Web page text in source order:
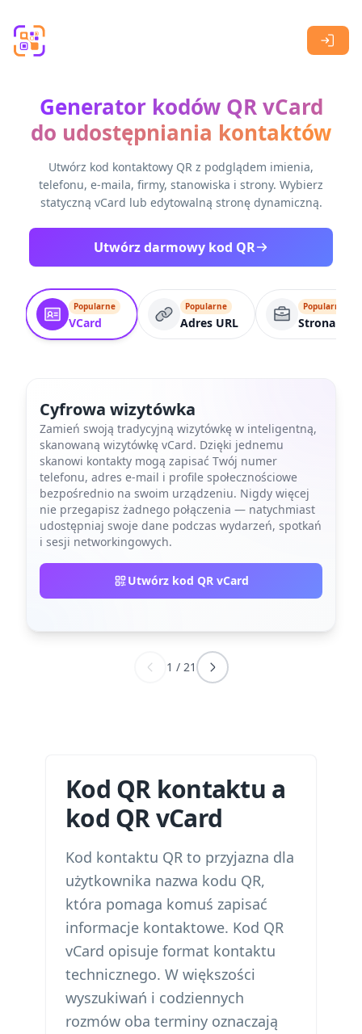
Generator kodów QR vCard
do udostępniania kontaktów
Utwórz kod kontaktowy QR z podglądem imienia,
telefonu, e-maila, firmy, stanowiska i strony. Wybierz
statyczną vCard lub edytowalną stronę dynamiczną.
Utwórz darmowy kod QR
Popularne
VCard
Popularne
Adres URL
Popularne
Strona
Cyfrowa wizytówka
Zamień swoją tradycyjną wizytówkę w inteligentną,
skanowaną wizytówkę vCard. Dzięki jednemu
skanowi kontakty mogą zapisać Twój numer
telefonu, adres e-mail i profile społecznościowe
bezpośrednio na swoim urządzeniu. Nigdy więcej
nie przegapisz żadnego połączenia — natychmiast
udostępniaj swoje dane podczas wydarzeń, spotkań
i sesji networkingowych.
Utwórz kod QR vCard
1 / 21
Kod QR kontaktu a
kod QR vCard
Kod kontaktu QR to przyjazna dla
użytkownika nazwa kodu QR,
która pomaga komuś zapisać
informacje kontaktowe. Kod QR
vCard opisuje format kontaktu
technicznego. W większości
wyszukiwań i codziennych
rozmów oba terminy oznaczają